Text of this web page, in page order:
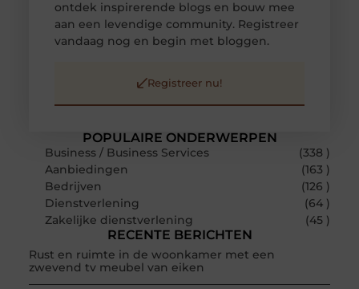
POPULAIRE ONDERWERPEN
Business / Business Services
(338 )
Aanbiedingen
(163 )
Bedrijven
(126 )
Dienstverlening
(64 )
Zakelijke dienstverlening
(45 )
RECENTE BERICHTEN
Rust en ruimte in de woonkamer met een
zwevend tv meubel van eiken
ontdek inspirerende blogs en bouw mee
aan een levendige community. Registreer
vandaag nog en begin met bloggen.
Registreer nu!